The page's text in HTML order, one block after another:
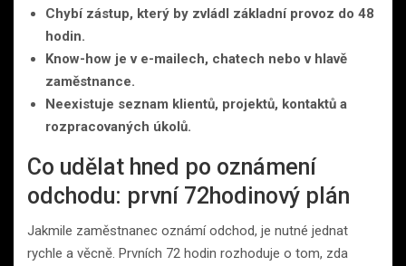
Chybí zástup, který by zvládl základní provoz do 48
hodin.
Know-how je v e-mailech, chatech nebo v hlavě
zaměstnance.
Neexistuje seznam klientů, projektů, kontaktů a
rozpracovaných úkolů.
Co udělat hned po oznámení
odchodu: první 72hodinový plán
Jakmile zaměstnanec oznámí odchod, je nutné jednat
rychle a věcně. Prvních 72 hodin rozhoduje o tom, zda